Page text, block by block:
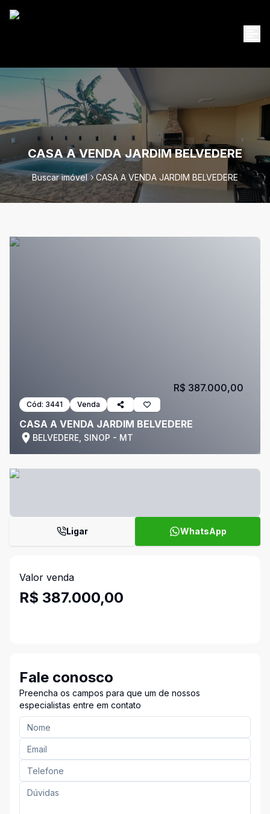
CASA A VENDA JARDIM BELVEDERE
Buscar imóvel CASA A VENDA JARDIM BELVEDERE
Cód: 3441 Venda
CASA A VENDA JARDIM BELVEDERE
BELVEDERE, SINOP - MT
R$ 387.000,00
Ligar WhatsApp
Valor venda
R$ 387.000,00
Fale conosco
Preencha os campos para que um de nossos
especialistas entre em contato